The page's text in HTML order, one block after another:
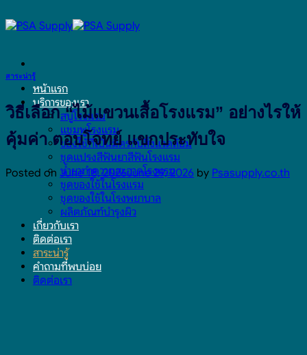
to
หน้าแรก
บริการของเรา
สบู่โรงแรม
แชมพูโรงแรม
ของใช้ที่เป็นมิตรกับสิ่งแวดล้อม
ชุดแปรงสีฟันยาสีฟันโรงแรม
น้ำยาทำความสะอาดโรงแรม
ชุดของใช้ในโรงแรม
ชุดของใช้ในโรงพยาบาล
ผลิตภัณฑ์บำรุงผิว
เกี่ยวกับเรา
ติดต่อเรา
สาระน่ารู้
คำถามที่พบบ่อย
ติดต่อเรา
สาระน่ารู้
วิธีเลือก “ไม้แขวนเสื้อโรงแรม” อย่างไรให้
คุ้มค่า ตอบโจทย์ แขกประทับใจ
Posted on June 18, 2026June 29, 2026 by Psasupply.co.th